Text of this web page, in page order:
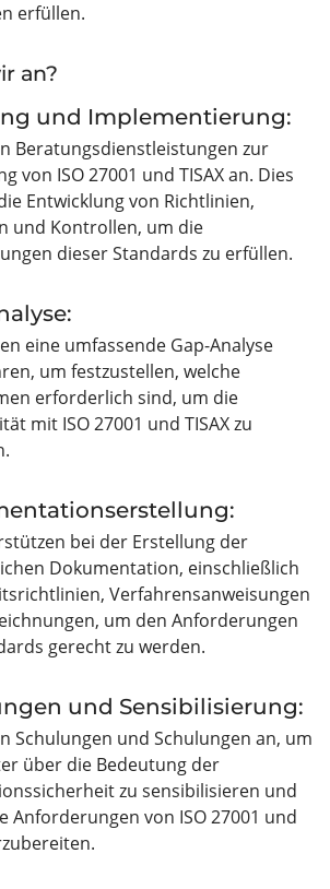
erfüllen.
an?
und Implementierung:
Beratungsdienstleistungen zur
von ISO 27001 und TISAX an. Dies
Entwicklung von Richtlinien,
und Kontrollen, um die
dieser Standards zu erfüllen.
eine umfassende Gap-Analyse
um festzustellen, welche
erforderlich sind, um die
mit ISO 27001 und TISAX zu
bei der Erstellung der
Dokumentation, einschließlich
Verfahrensanweisungen
um den Anforderungen
gerecht zu werden.
und Sensibilisierung:
Schulungen und Schulungen an, um
über die Bedeutung der
zu sensibilisieren und
Anforderungen von ISO 27001 und